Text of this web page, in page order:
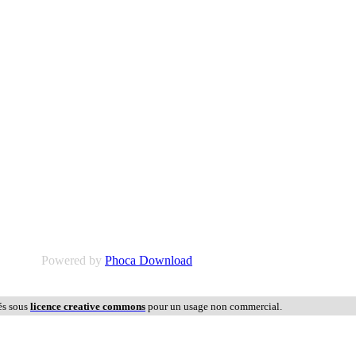
Powered by Phoca Download
sous licence creative commons pour un usage non commercial.